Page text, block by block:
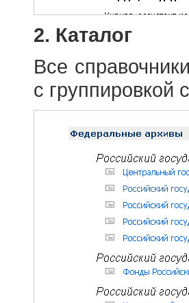
2. Каталог
Все
с группировкой